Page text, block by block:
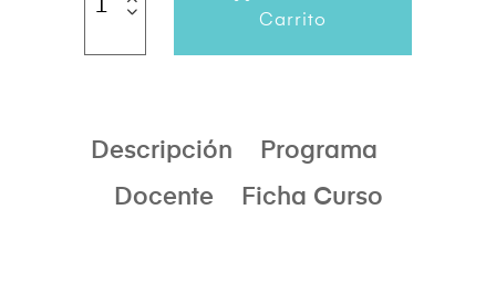
Carrito
Descripción
Programa
Docente
Ficha Curso